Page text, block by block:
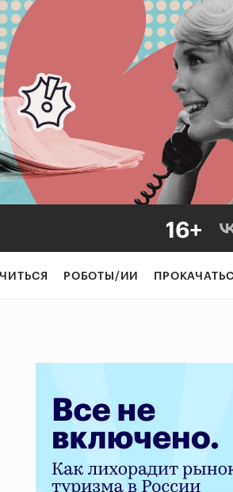
РОБОТЫ/ИИ